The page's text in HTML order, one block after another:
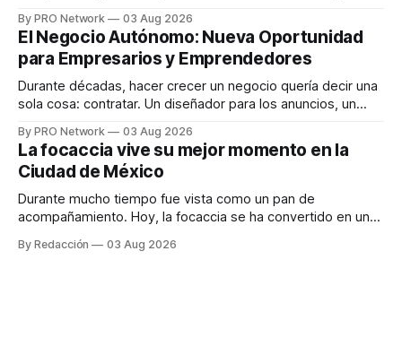
INTERIUS, el problema suele estar en otro lugar. Durante
una entrevista para el podcast SER PRO, el especialista en
marketing digital explicó que
By PRO Network 03 Aug 2026
El Negocio Autónomo: Nueva Oportunidad
para Empresarios y Emprendedores
Durante décadas, hacer crecer un negocio quería decir una
sola cosa: contratar. Un diseñador para los anuncios, un
para los textos, alguien que supiera de publicidad digital
para encontrar prospectos, un vendedor para atender
llamadas y mensajes, y —con suerte— una persona
By PRO Network 03 Aug 2026
La focaccia vive su mejor momento en la
Ciudad de México
Durante mucho tiempo fue vista como un pan de
acompañamiento. Hoy, la focaccia se ha convertido en uno
artesanal, ingredientes de calidad y experiencias que
By Redacción 03 Aug 2026